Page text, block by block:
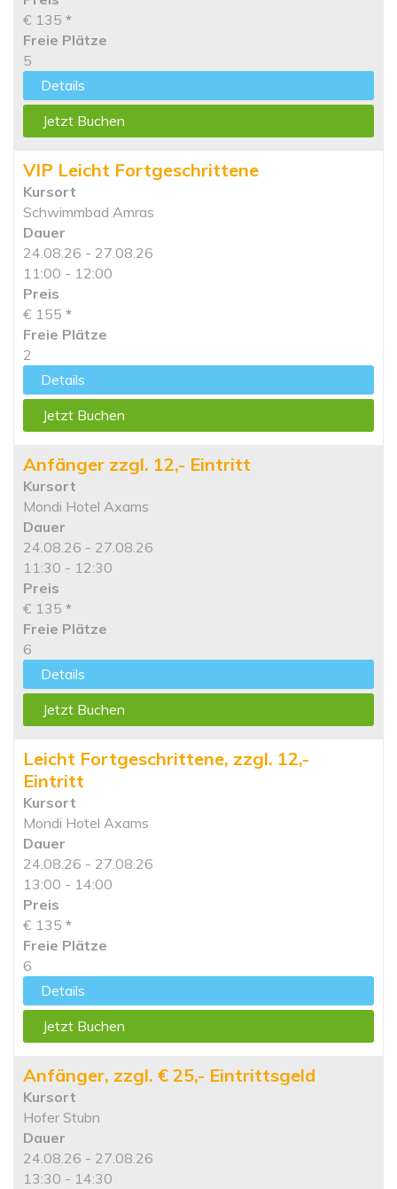
€ 135 *
Freie Plätze
5
Details
Jetzt Buchen
VIP Leicht Fortgeschrittene
Kursort
Schwimmbad Amras
Dauer
24.08.26 - 27.08.26
11:00 - 12:00
Preis
€ 155 *
Freie Plätze
2
Details
Jetzt Buchen
Anfänger zzgl. 12,- Eintritt
Kursort
Mondi Hotel Axams
Dauer
24.08.26 - 27.08.26
11:30 - 12:30
Preis
€ 135 *
Freie Plätze
6
Details
Jetzt Buchen
Leicht Fortgeschrittene, zzgl. 12,-
Eintritt
Kursort
Mondi Hotel Axams
Dauer
24.08.26 - 27.08.26
13:00 - 14:00
Preis
€ 135 *
Freie Plätze
6
Details
Jetzt Buchen
Anfänger, zzgl. € 25,- Eintrittsgeld
Kursort
Hofer Stubn
Dauer
24.08.26 - 27.08.26
13:30 - 14:30